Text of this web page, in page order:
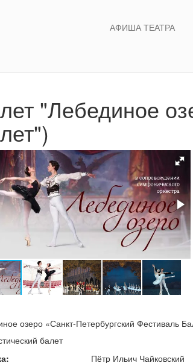
АФИША ТЕАТРА
"Лебединое
озеро «Санкт-Петербургский Фестиваль
балет
Пётр Ильич Чайковский